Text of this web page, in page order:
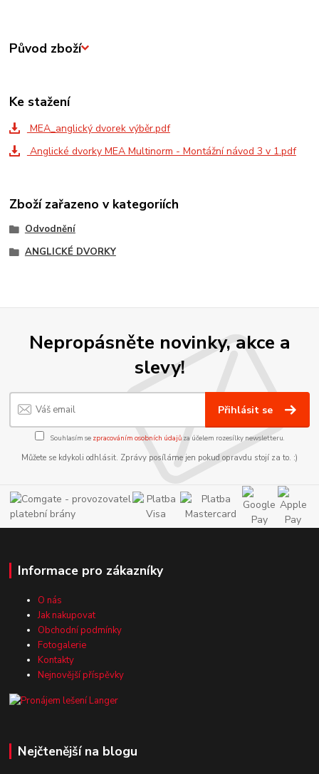
Původ zboží
Ke stažení
MEA_anglický dvorek výběr.pdf
Anglické dvorky MEA Multinorm - Montážní návod 3 v 1.pdf
Zboží zařazeno v kategoriích
Odvodnění
ANGLICKÉ DVORKY
Nepropásněte novinky, akce a
slevy!
Přihlásit se
Souhlasím se zpracováním osobních údajůza účelem rozesílky newsletteru.
Můžete se kdykoli odhlásit. Zprávy posíláme jen pokud opravdu stojí za to. :)
Informace pro zákazníky
O nás
Jak nakupovat
Obchodní podmínky
Fotogalerie
Kontakty
Nejnovější příspěvky
Nejčtenější na blogu